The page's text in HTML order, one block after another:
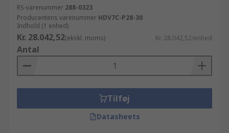
RS-varenummer 288-0323
Producentens varenummer HDV7C-P28-30
Indhold (1 enhed)
Kr. 28.042,52(ekskl. moms) Kr. 28.042,52/enhed
Antal
Tilføj
Datasheets